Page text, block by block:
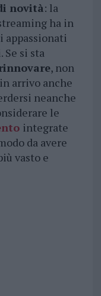
novità: la
ha in
appassionati
si sta
, non
arrivo anche
neanche
le
integrate
da avere
vasto e